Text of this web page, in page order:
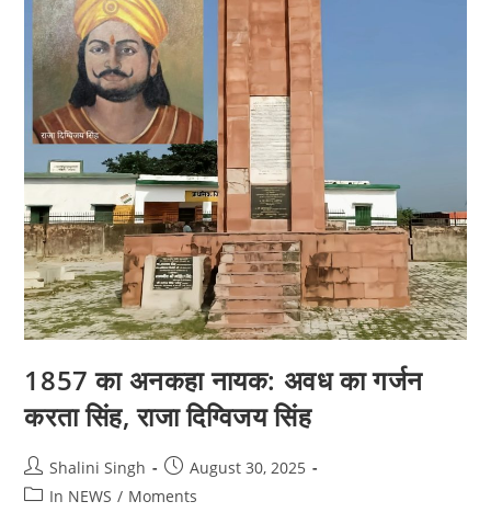
1857 का अनकहा नायक: अवध का गर्जन
करता सिंह, राजा दिग्विजय सिंह
Post
author:
Shalini Singh
Post
published:
August 30, 2025
PostIn NEWS / Moments